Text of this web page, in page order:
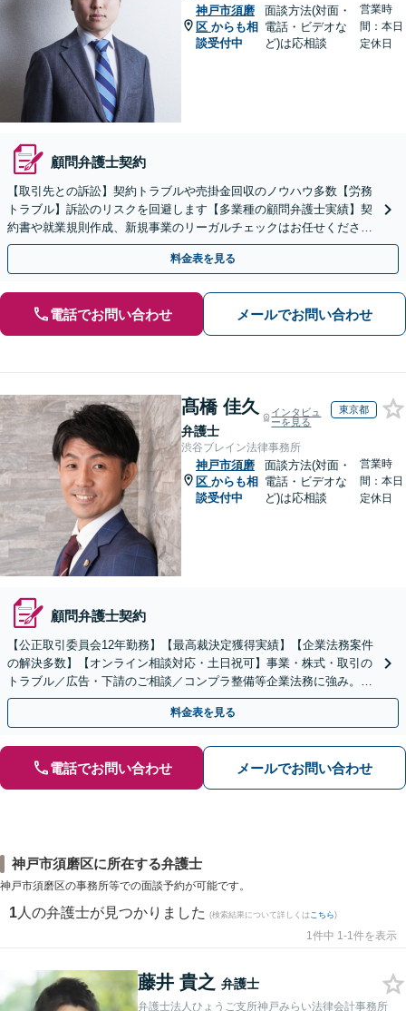
神戸市須磨
区 からも相
談受付中
面談方法(対面・
電話・ビデオな
ど)は応相談
営業時
間：本日
定休日
顧問弁護士契約
【取引先との訴訟】契約トラブルや売掛金回収のノウハウ多数【労務
トラブル】訴訟のリスクを回避します【多業種の顧問弁護士実績】契
約書や就業規則作成、新規事業のリーガルチェックはお任せくださ
い。単発のご依頼OK。
料金表を見る
電話でお問い合わせ メールでお問い合わせ
髙橋 佳久
弁護士
インタビュ
ーを見る
東京都
渋谷ブレイン法律事務所
神戸市須磨
区 からも相
談受付中
面談方法(対面・
電話・ビデオな
ど)は応相談
営業時
間：本日
定休日
顧問弁護士契約
【公正取引委員会12年勤務】【最高裁決定獲得実績】【企業法務案件
の解決多数】【オンライン相談対応・土日祝可】事業・株式・取引の
トラブル／広告・下請のご相談／コンプラ整備等企業法務に強み。株
式の相続／誹謗中傷対策／不動産問題まで幅広く対応！
料金表を見る
電話でお問い合わせ メールでお問い合わせ
神戸市須磨区に所在する弁護士
神戸市須磨区の事務所等での面談予約が可能です。
1 人の弁護士が見つかりました (検索結果について詳しくは こちら)
1件中 1-1件を表示
藤井 貴之 弁護士
弁護士法人ひょうご支所神戸みらい法律会計事務所